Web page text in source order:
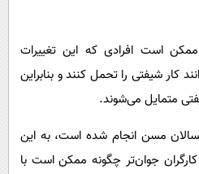
است افرادی که این تغییرات
کار شیفتی را تحمل کنند و بنابراین
متمایل می‌شوند.
مسن انجام شده است، به این
جوان‌تر چگونه ممکن است با